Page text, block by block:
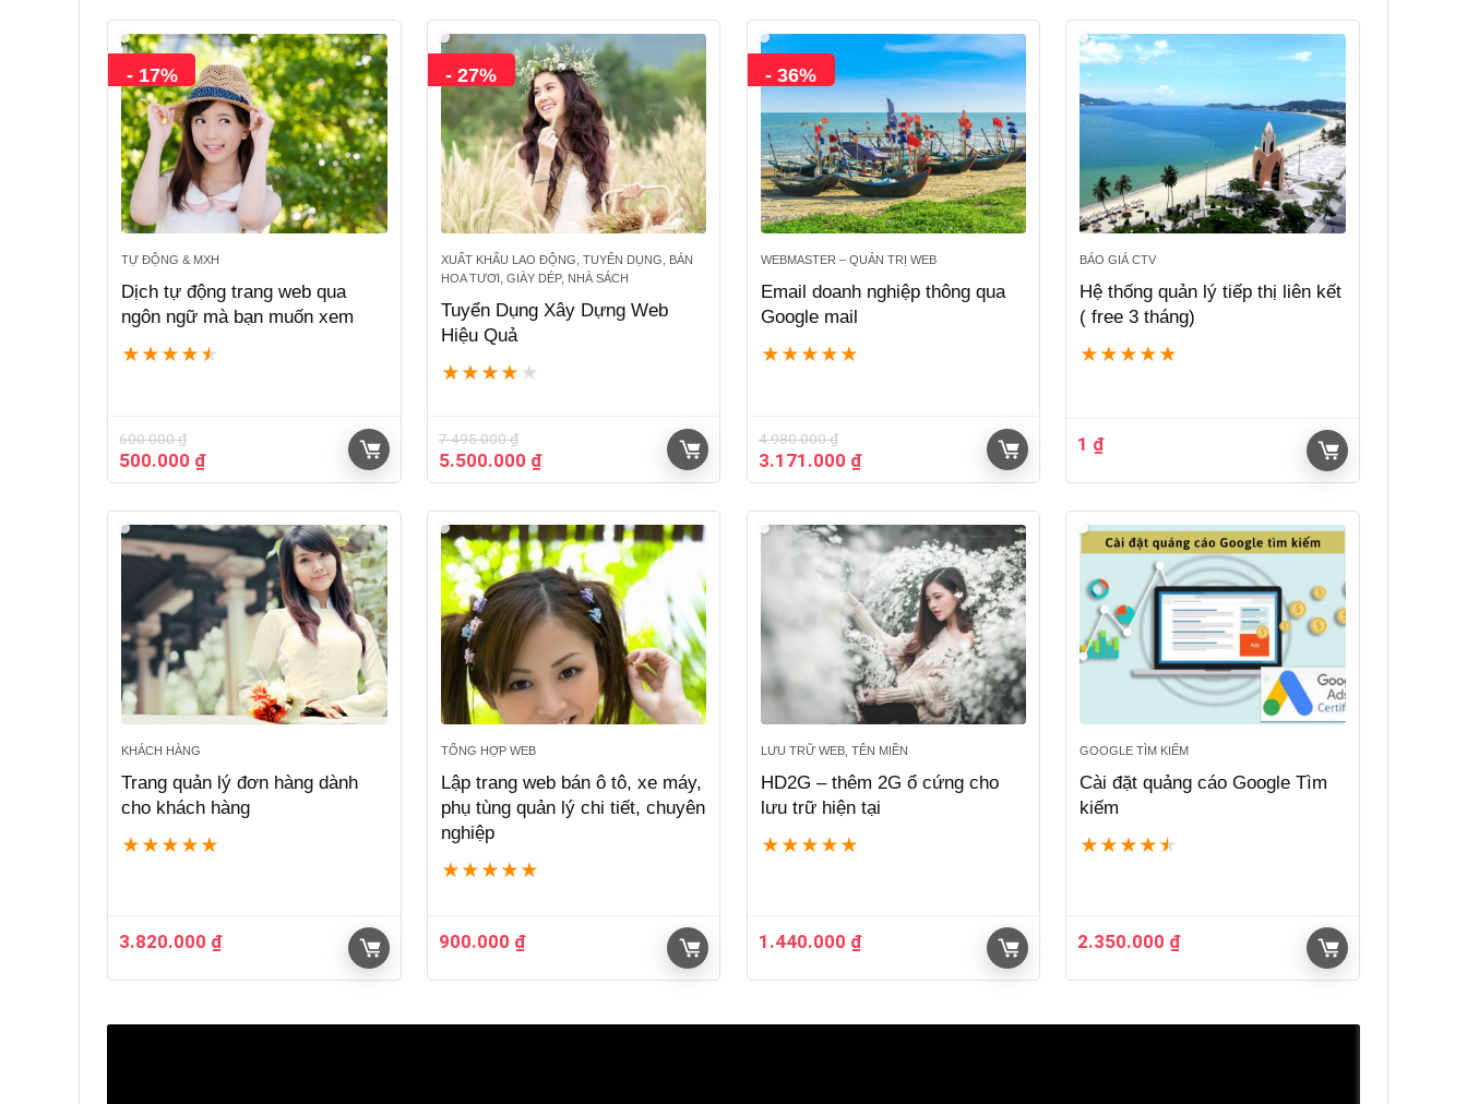
- 17%
TỰ ĐỘNG & MXH
Dịch tự động trang web qua
ngôn ngữ mà bạn muốn xem
★ ★ ★ ★ ★
600.000₫
Giá
gốc
600.000 ₫.
500.000 ₫Giá
hiện
là:
500.000 ₫.
- 27%
XUẤT KHẨU LAO ĐỘNG, TUYỂN DỤNG, BÁN
HOA TƯƠI, GIÀY DÉP, NHÀ SÁCH
Tuyển Dụng Xây Dựng Web
Hiệu Quả
★ ★ ★ ★ ★
7.495.000₫
Giá
gốc
7.495.000 ₫.
5.500.000 ₫Giá
hiện
là:
5.500.000 ₫.
- 36%
WEBMASTER – QUẢN TRỊ WEB
Email doanh nghiệp thông qua
Google mail
★ ★ ★ ★ ★
4.980.000₫
Giá
gốc
4.980.000 ₫.
3.171.000 ₫Giá
hiện
là:
3.171.000 ₫.
BÁO GIÁ CTV
Hệ thống quản lý tiếp thị liên kết
( free 3 tháng)
★ ★ ★ ★ ★
1 ₫
KHÁCH HÀNG
Trang quản lý đơn hàng dành
cho khách hàng
★ ★ ★ ★ ★
3.820.000 ₫
TỔNG HỢP WEB
Lập trang web bán ô tô, xe máy,
phụ tùng quản lý chi tiết, chuyên
nghiệp
★ ★ ★ ★ ★
900.000 ₫
LƯU TRỮ WEB, TÊN MIỀN
HD2G – thêm 2G ổ cứng cho
lưu trữ hiện tại
★ ★ ★ ★ ★
1.440.000 ₫
GOOGLE TÌM KIẾM
Cài đặt quảng cáo Google Tìm
kiếm
★ ★ ★ ★ ★
2.350.000 ₫